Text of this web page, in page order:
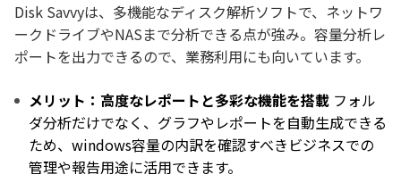
Disk Savvyは、多機能なディスク解析ソフトで、ネットワ
ークドライブやNASまで分析できる点が強み。容量分析レ
ポートを出力できるので、業務利用にも向いています。
メリット：高度なレポートと多彩な機能を搭載 フォル
ダ分析だけでなく、グラフやレポートを自動生成できる
ため、windows容量の内訳を確認すべきビジネスでの
管理や報告用途に活用できます。